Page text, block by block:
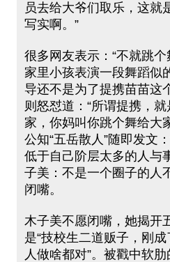
员去给大爷们取乐，这就
写实啊。”
很多网友表示：“不就跳
家里小孩表演一段舞蹈似
导还不是为了提携苗苗这
则怒怼道：“所谓提携，
家，你妈叫你跳个舞给大
公知“五岳散人”随即发文
低于自己阶层太多的人
子美：不是一个圈子的人
闭嘴。
木子美不愿闭嘴，她揭开
是“技校生二道贩子，刚
人做啥都对”。被戳中软